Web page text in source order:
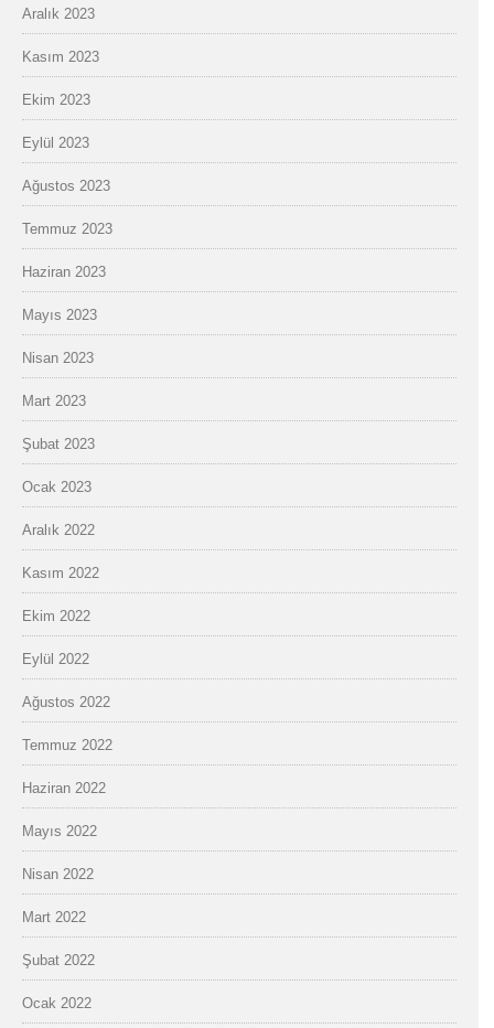
Aralık 2023
Kasım 2023
Ekim 2023
Eylül 2023
Ağustos 2023
Temmuz 2023
Haziran 2023
Mayıs 2023
Nisan 2023
Mart 2023
Şubat 2023
Ocak 2023
Aralık 2022
Kasım 2022
Ekim 2022
Eylül 2022
Ağustos 2022
Temmuz 2022
Haziran 2022
Mayıs 2022
Nisan 2022
Mart 2022
Şubat 2022
Ocak 2022